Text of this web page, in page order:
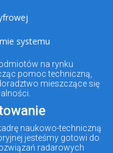
systemu
na rynku
pomoc techniczną,
mieszczące się
naukowo-techniczną
jesteśmy gotowi do
radarowych